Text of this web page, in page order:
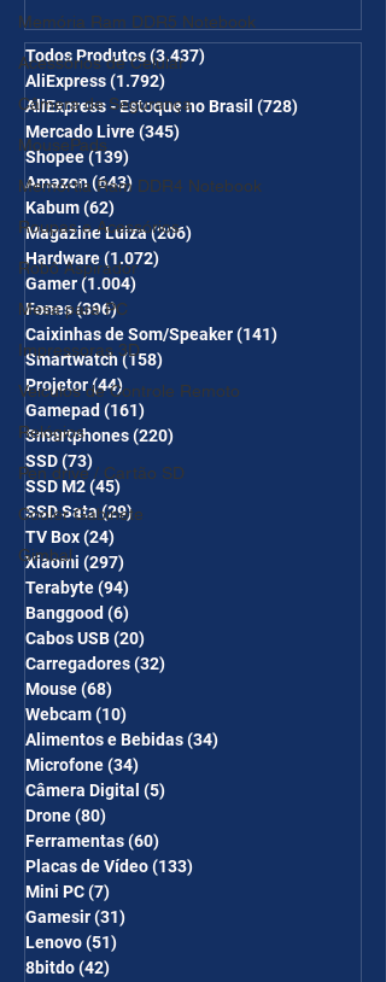
Memória Ram DDR5 Notebook
Acessórios de Celular
Câmera de Segurança
MousePads
Memórtia Ram DDR4 Notebook
Roupas e Acessórios
Robô Aspirador
Mesa para PC
Impressoras 3D
Veículos de Controle Remoto
Relógios
Pen drive / Cartão SD
Cooler Gabinete
Gimbal
desc em 6 itens/R$25 de
desc em 10 itens) OS
CUPONS SÃO VÁLIDOS NO
COMBO
Todos Produtos(3.437)
AliExpress(1.792)
AliExpress - Estoque no Brasil (728)
Mercado Livre(345)
Shopee(139)
Amazon(643) 643 posts
Kabum(62)
Magazine Luiza(206)
Hardware(1.072)
Gamer(1.004)
Fones(396)396 posts
Caixinhas de Som/Speaker(141)
Smartwatch(158)
Projetor(44)44 posts
Gamepad (161)
Smartphones(220)
SSD(73)
SSD M2(45)
SSD Sata (29)29 posts
TV Box(24)
Xiaomi (297)
Terabyte(94)
Banggood (6)
Cabos USB(20)
Carregadores(32)
Mouse(68)
Webcam(10)
Alimentos e Bebidas(34)
Microfone(34)
Câmera Digital (5)
Drone(80)
Ferramentas(60)
Placas de Vídeo(133)
Mini PC(7)
Gamesir(31)
Lenovo(51)
8bitdo(42)